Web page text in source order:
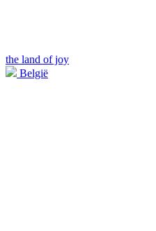
the land of joy
België